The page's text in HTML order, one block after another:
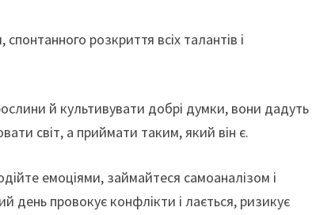
розкриття всіх талантів і
й культивувати добрі думки, вони дадуть
світ, а приймати таким, який він є.
емоціями, займайтеся самоаналізом і
день провокує конфлікти і лається, ризикує